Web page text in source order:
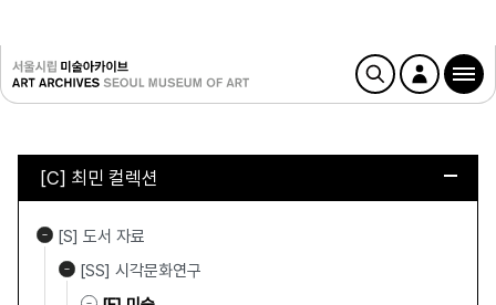
[C] 최민 컬렉션
[S] 도서 자료
[SS] 시각문화연구